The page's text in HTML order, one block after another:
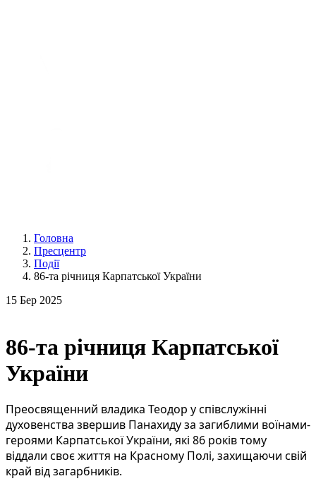
Головна
Пресцентр
Події
86-та річниця Карпатської України
15 Бер 2025
86-та річниця Карпатської
України
Преосвященний владика Теодор у співслужінні
духовенства звершив Панахиду за загиблими воїнами-
героями Карпатської України, які 86 років тому
віддали своє життя на Красному Полі, захищаючи свій
край від загарбників.